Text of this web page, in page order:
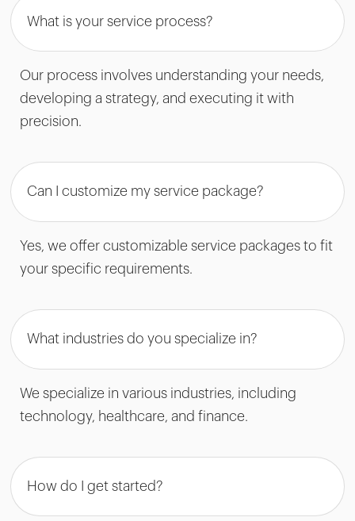
What is your service process?
Our process involves understanding your needs,
developing a strategy, and executing it with
precision.
Can I customize my service package?
Yes, we offer customizable service packages to fit
your specific requirements.
What industries do you specialize in?
We specialize in various industries, including
technology, healthcare, and finance.
How do I get started?